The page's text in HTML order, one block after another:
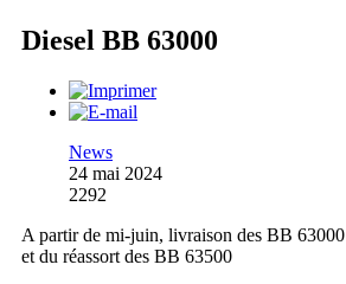
Diesel BB 63000
News
24 mai 2024
2292
A partir de mi-juin, livraison des BB 63000
et du réassort des BB 63500